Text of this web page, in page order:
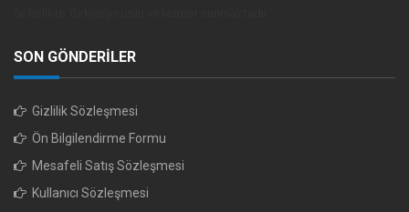
SON GÖNDERİLER
Gizlilik Sözleşmesi
Ön Bilgilendirme Formu
Mesafeli Satış Sözleşmesi
Kullanıcı Sözleşmesi